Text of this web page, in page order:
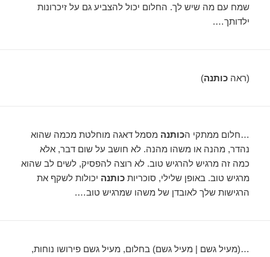
שמח עם מה שיש לך. החלום יכול להצביע גם על זיכרונות
ילדותך….
(ראהכותנה)
…חלום ממתקי הכותנה מסמל דאגה מוחלטת מכמה שהוא
נהדר, מהנה או משהו מהנה. לא חושב על שום דבר, אלא
כמה זה מרגיש להרגיש טוב. לא רוצה להפסיק, לשים לב שהוא
מרגיש טוב. באופן שלילי, סוכריותכותנה יכולות לשקף את
הרגישות שלך לאובדן של משהו שמרגיש טוב….
…(מעיל גשם | מעיל גשם) בחלום, מעיל גשם פירושו נוחות,